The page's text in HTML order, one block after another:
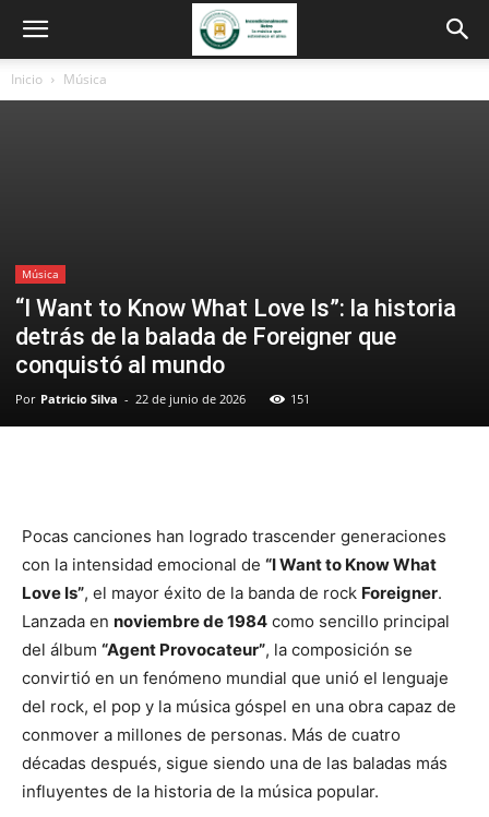
Inicio Música
Música
“I Want to Know What Love Is”: la historia
detrás de la balada de Foreigner que
conquistó al mundo
Por Patricio Silva - 22 de junio de 2026 151
Pocas canciones han logrado trascender generaciones
con la intensidad emocional de “I Want to Know What
Love Is”, el mayor éxito de la banda de rock Foreigner.
Lanzada en noviembre de 1984 como sencillo principal
del álbum “Agent Provocateur”, la composición se
convirtió en un fenómeno mundial que unió el lenguaje
del rock, el pop y la música góspel en una obra capaz de
conmover a millones de personas. Más de cuatro
décadas después, sigue siendo una de las baladas más
influyentes de la historia de la música popular.